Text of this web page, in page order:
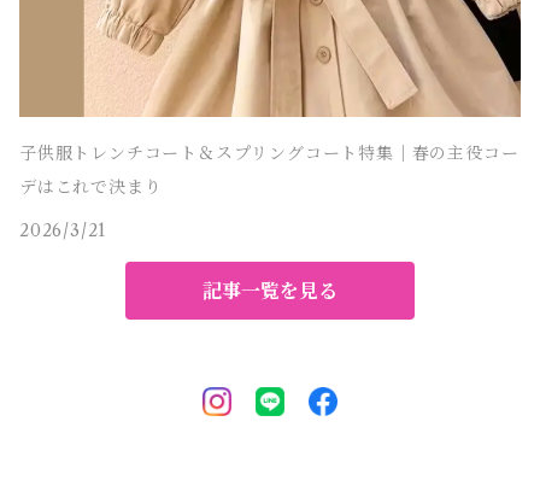
子供服トレンチコート＆スプリングコート特集｜春の主役コー
デはこれで決まり
2026/3/21
記事一覧を見る